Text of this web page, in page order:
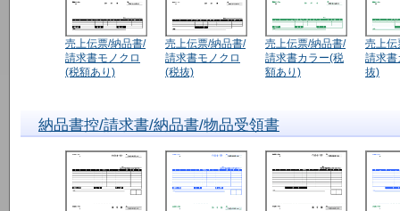
売上伝票/納品書/
請求書モノクロ
(税額あり)
売上伝票/納品書/
請求書モノクロ
(税抜)
売上伝票/納品書/
請求書カラー(税
額あり)
売上伝
請求書
抜)
納品書控/請求書/納品書/物品受領書